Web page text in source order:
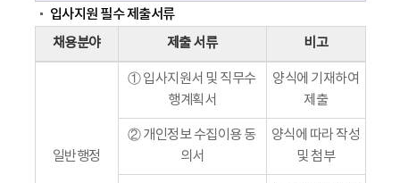
입사지원 필수 제출서류
채용분야 제출 서류 비고
일반행정
① 입사지원서 및 직무수
행계획서
양식에 기재하여
제출
② 개인정보 수집이용 동
의서
양식에 따라 작성
및 첨부